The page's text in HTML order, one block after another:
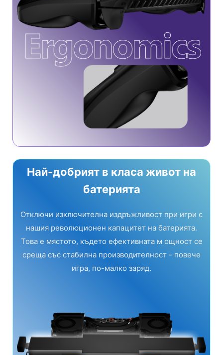
Най-добрият в класа живот на
батерията
Отключи изключителна издръжливост при игри с
нашия революционен капацитет на батерията.
Това е мястото, където ефективната м ощност се
среща със стабилна производителност - повече
игра, по-малко заряд.